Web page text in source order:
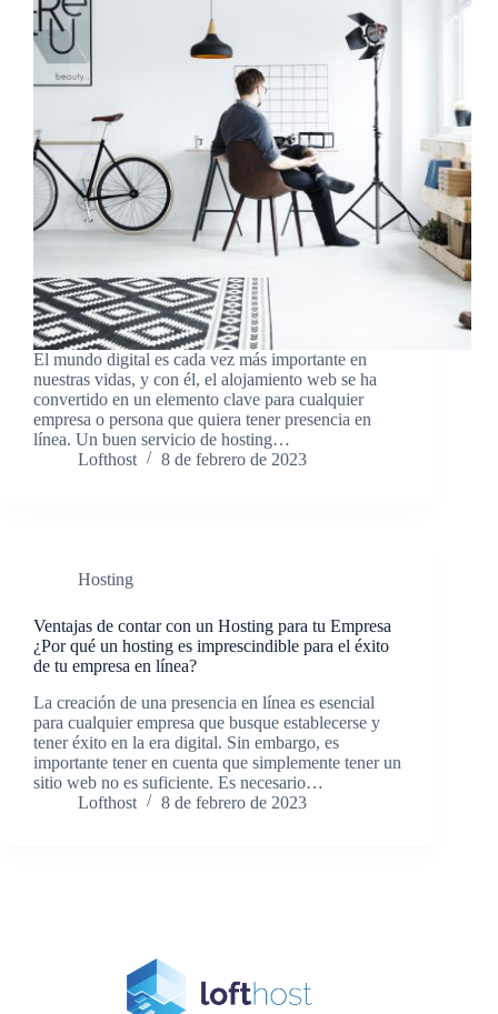
El mundo digital es cada vez más importante en
nuestras vidas, y con él, el alojamiento web se ha
convertido en un elemento clave para cualquier
empresa o persona que quiera tener presencia en
línea. Un buen servicio de hosting…
Lofthost
8 de febrero de 2023
Hosting
Ventajas de contar con un Hosting para tu Empresa
¿Por qué un hosting es imprescindible para el éxito
de tu empresa en línea?
La creación de una presencia en línea es esencial
para cualquier empresa que busque establecerse y
tener éxito en la era digital. Sin embargo, es
importante tener en cuenta que simplemente tener un
sitio web no es suficiente. Es necesario…
Lofthost
8 de febrero de 2023